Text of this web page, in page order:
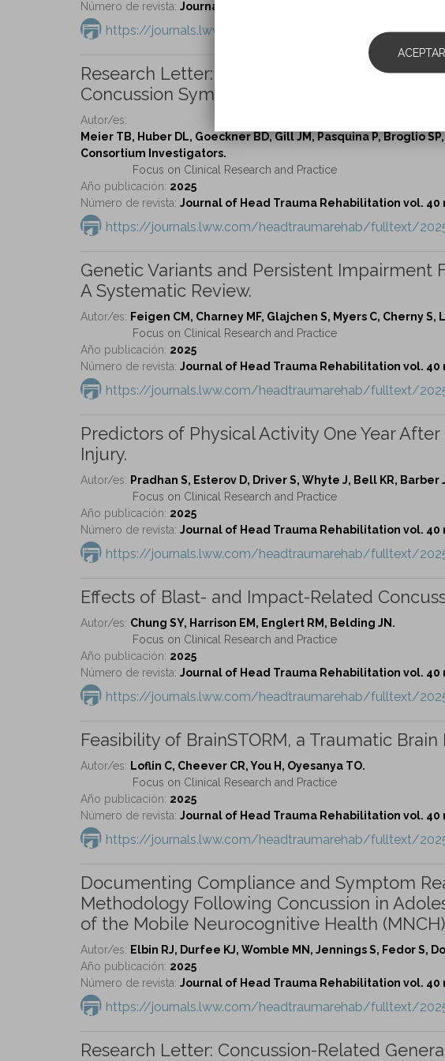
Número de revista: Journal of Head Trauma Rehabilitation vol. 40
https://journals.lww.com/headtraumarehab/fulltext/
Research Letter: Relationship of Blood
Concussion Symptoms and Recovery in the
Autor/es:
Meier TB, Huber DL, Goeckner BD, Gill JM, Pasquina P, Broglio
Consortium Investigators.
Focus on Clinical Research and Practice
Año publicación: 2025
Número de revista: Journal of Head Trauma Rehabilitation vol. 40
https://journals.lww.com/headtraumarehab/fulltext/
Genetic Variants and Persistent Impairment
A Systematic Review.
Autor/es: Feigen CM, Charney MF, Glajchen S, Myers C, Cherny
Focus on Clinical Research and Practice
Año publicación: 2025
Número de revista: Journal of Head Trauma Rehabilitation vol. 40
https://journals.lww.com/headtraumarehab/fulltext/
Predictors of Physical Activity One Year
Injury.
Autor/es: Pradhan S, Esterov D, Driver S, Whyte J, Bell KR,
Focus on Clinical Research and Practice
Año publicación: 2025
Número de revista: Journal of Head Trauma Rehabilitation vol. 40
https://journals.lww.com/headtraumarehab/fulltext/
Effects of Blast- and Impact-Related
Autor/es: Chung SY, Harrison EM, Englert RM, Belding JN.
Focus on Clinical Research and Practice
Año publicación: 2025
Número de revista: Journal of Head Trauma Rehabilitation vol. 40
https://journals.lww.com/headtraumarehab/fulltext/
Feasibility of BrainSTORM, a Traumatic
Autor/es: Loflin C, Cheever CR, You H, Oyesanya TO.
Focus on Clinical Research and Practice
Año publicación: 2025
Número de revista: Journal of Head Trauma Rehabilitation vol. 40
https://journals.lww.com/headtraumarehab/fulltext/
Documenting Compliance and Symptom
Methodology Following Concussion in
of the Mobile Neurocognitive Health
Autor/es: Elbin RJ, Durfee KJ, Womble MN, Jennings S, Fedor S,
Año publicación: 2025
Número de revista: Journal of Head Trauma Rehabilitation vol. 40
https://journals.lww.com/headtraumarehab/fulltext/
Research Letter: Concussion-Related